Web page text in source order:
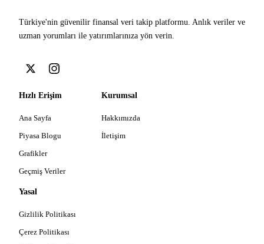
Türkiye'nin güvenilir finansal veri takip platformu. Anlık veriler ve
uzman yorumları ile yatırımlarınıza yön verin.
Hızlı Erişim
Ana Sayfa
Piyasa Blogu
Grafikler
Geçmiş Veriler
Kurumsal
Hakkımızda
İletişim
Yasal
Gizlilik Politikası
Çerez Politikası